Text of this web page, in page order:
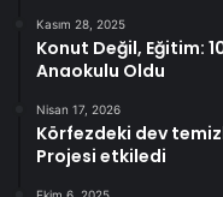
Kasım 28, 2025
Konut Değil, Eğitim:
Anaokulu Oldu
Nisan 17, 2026
Körfezdeki dev
Projesi etkiledi